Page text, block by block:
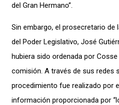
del Gran Hermano”.
Sin embargo, el prosecretario
del Poder Legislativo, José
hubiera sido ordenada por
comisión. A través de sus redes
procedimiento fue realizado por
información proporcionada por